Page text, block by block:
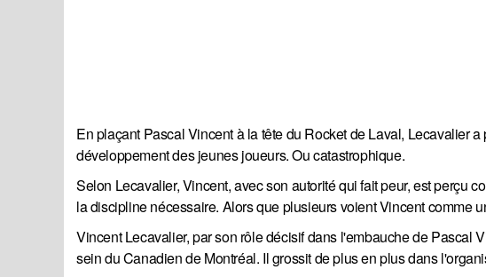
En plaçant Pascal Vincent à la tête du Rocket de Laval, Lecavalier
développement des jeunes joueurs. Ou catastrophique.
Selon Lecavalier, Vincent, avec son autorité qui fait peur, est perçu
la discipline nécessaire. Alors que plusieurs voient Vincent comme
Vincent Lecavalier, par son rôle décisif dans l'embauche de Pascal
sein du Canadien de Montréal. Il grossit de plus en plus dans